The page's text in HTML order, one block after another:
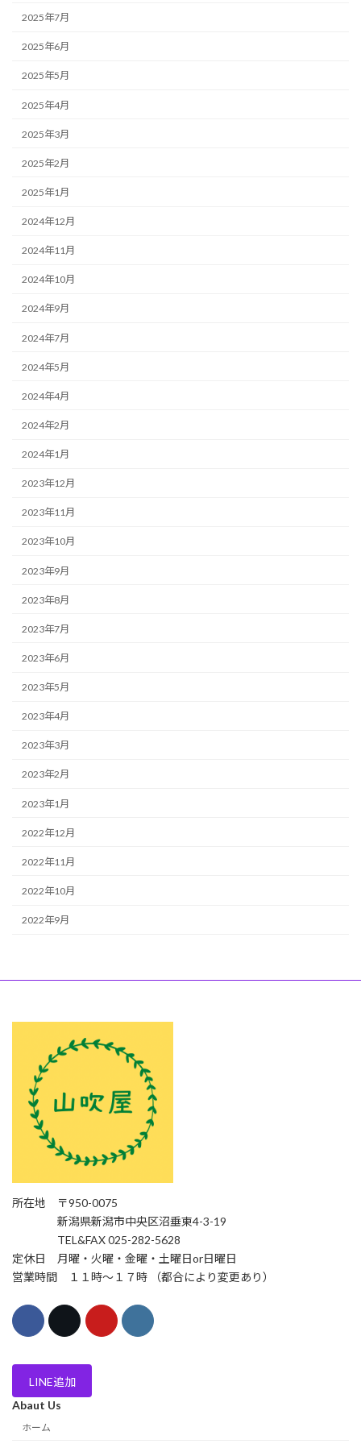
2025年7月
2025年6月
2025年5月
2025年4月
2025年3月
2025年2月
2025年1月
2024年12月
2024年11月
2024年10月
2024年9月
2024年7月
2024年5月
2024年4月
2024年2月
2024年1月
2023年12月
2023年11月
2023年10月
2023年9月
2023年8月
2023年7月
2023年6月
2023年5月
2023年4月
2023年3月
2023年2月
2023年1月
2022年12月
2022年11月
2022年10月
2022年9月
所在地 〒950-0075
新潟県新潟市中央区沼垂東4-3-19
TEL&FAX 025-282-5628
定休日 月曜・火曜・金曜・土曜日or日曜日
営業時間 １１時〜１７時 （都合により変更あり）
LINE追加
Abaut Us
ホーム